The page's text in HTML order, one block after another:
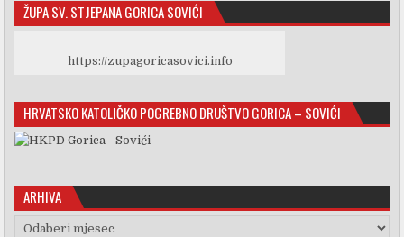
ŽUPA SV. STJEPANA GORICA SOVIĆI
https://zupagoricasovici.info
HRVATSKO KATOLIČKO POGREBNO DRUŠTVO GORICA – SOVIĆI
ARHIVA
Arhiva